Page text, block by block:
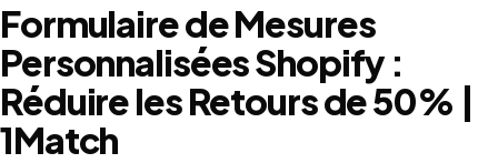
Formulaire de Mesures
Personnalisées Shopify :
Réduire les Retours de 50% |
1Match